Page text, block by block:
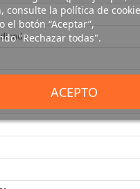
consulte la política de
el botón “Aceptar”,
"Rechazar todas".
ACEPTO